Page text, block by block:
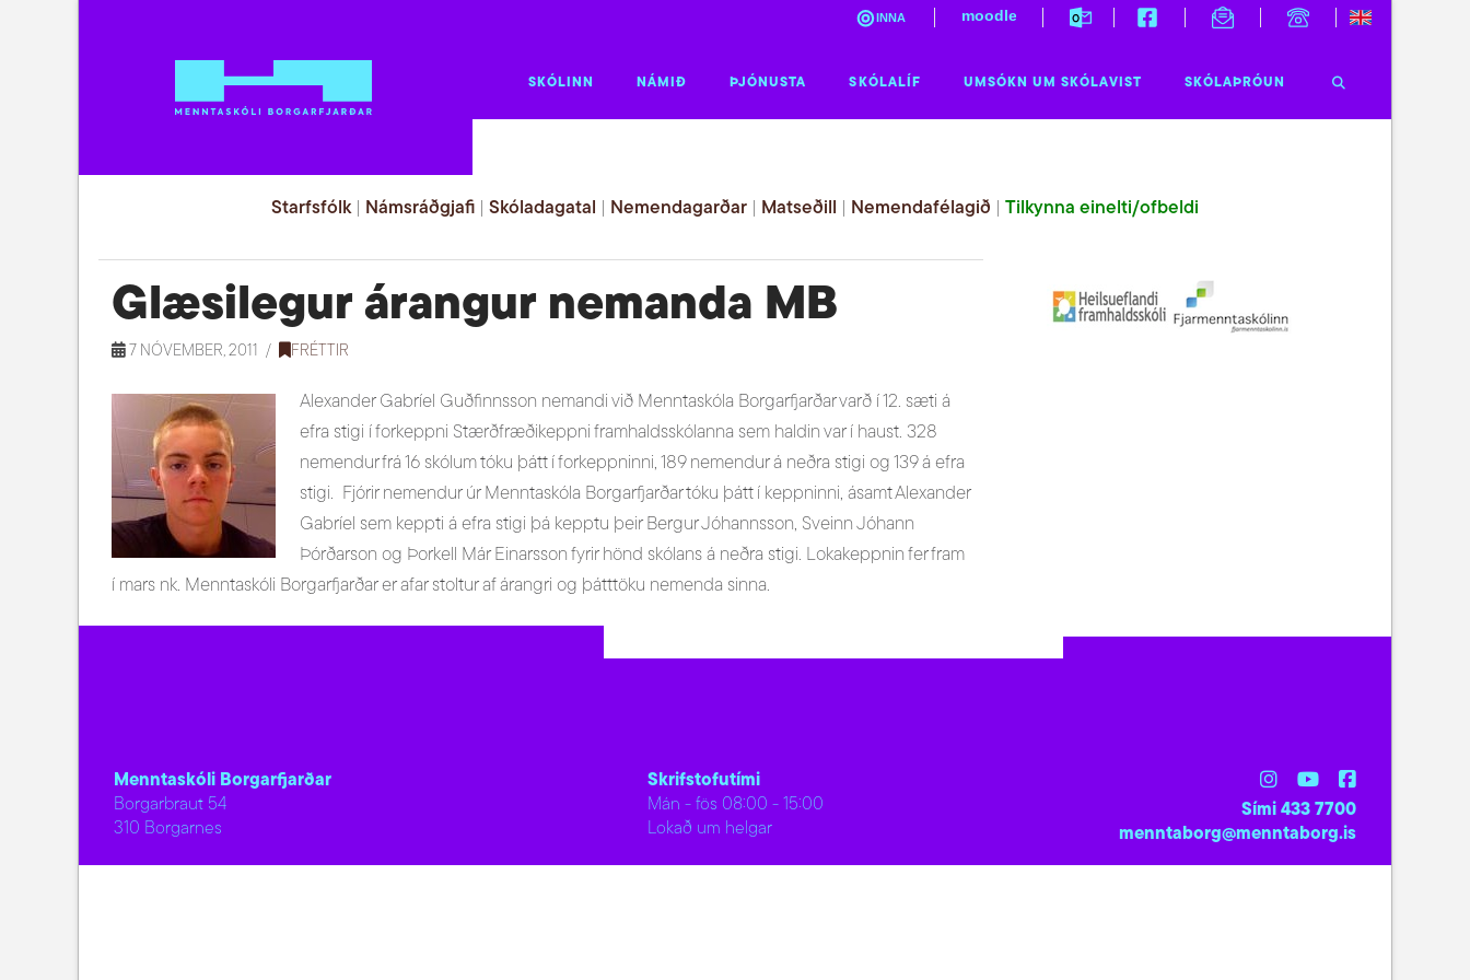
INNA moodle
SKÓLINN NÁMIÐ ÞJÓNUSTA SKÓLALÍF UMSÓKN UM SKÓLAVIST SKÓLAÞRÓUN
Starfsfólk| Námsráðgjafi Skóladagatal Nemendagarðar Matseðill Nemendafélagið Tilkynna einelti/ofbeldi
Glæsilegur árangur nemanda MB
7 NÓVEMBER, 2011 FRÉTTIR
Alexander Gabríel Guðfinnsson nemandi við Menntaskóla Borgarfjarðar varð í 12. sæti á
efra stigi í forkeppni Stærðfræðikeppni framhaldsskólanna sem haldin var í haust. 328
nemendur frá 16 skólum tóku þátt í forkeppninni, 189 nemendur á neðra stigi og 139 á efra
stigi. Fjórir nemendur úr Menntaskóla Borgarfjarðar tóku þátt í keppninni, ásamt Alexander
Gabríel sem keppti á efra stigi þá kepptu þeir Bergur Jóhannsson, Sveinn Jóhann
Þórðarson og Þorkell Már Einarsson fyrir hönd skólans á neðra stigi. Lokakeppnin fer fram
í mars nk. Menntaskóli Borgarfjarðar er afar stoltur af árangri og þátttöku nemenda sinna.
Menntaskóli Borgarfjarðar
Borgarbraut 54
310 Borgarnes
Skrifstofutími
Mán - fös 08:00 - 15:00
Lokað um helgar
Sími 433 7700
menntaborg@menntaborg.is